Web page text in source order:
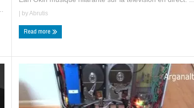
| byAbrutis
Read more